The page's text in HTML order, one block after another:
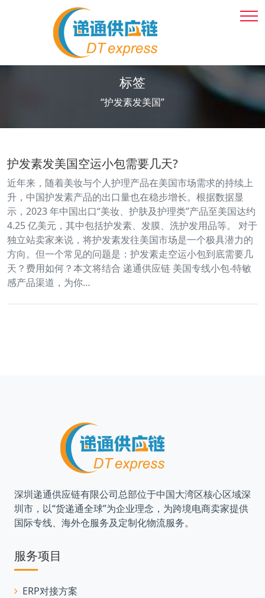
标签
“护发素发美国”
护发素发美国空运小包需要几天?
近年来，随着美妆与个人护理产品在美国市场需求的持续上
升，中国护发素产品的出口量也在稳步增长。根据数据显
示，2023 年中国出口“美妆、护肤及护理类”产品至美国达约
4.25 亿美元，其中包括护发素、发膜、洗护发用品等。 对于
独立站卖家来说，将护发素发往美国市场是一个极具潜力的
方向。但一个常见的问题是：护发素走空运小包到底需要几
天？费用如何？本文将结合 递通供应链 美国专线小包-特敏
感产品渠道，为你…
深圳递通供应链有限公司总部位于中国大湾区核心区域深
圳市，以“货递通全球”为企业理念，为跨境电商卖家提供
国际专线、海外仓服务及定制化物流服务。
服务项目
ERP对接方案